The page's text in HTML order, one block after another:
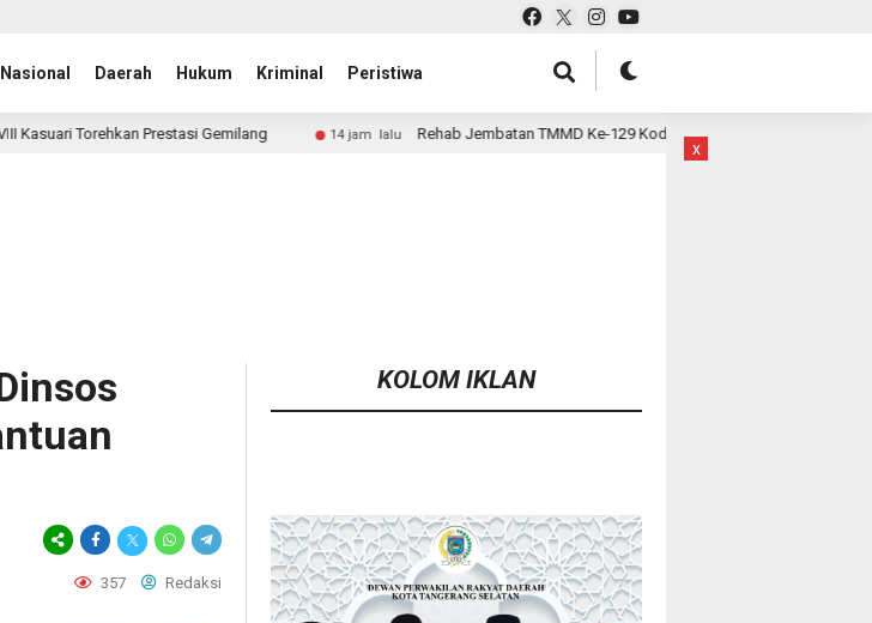
Nasional Daerah Hukum Kriminal Peristiwa
Gemilang 14 jam lalu Rehab Jembatan TMMD Ke-129 Kodim 1807/Sorsel Hampir Rampung, Perkuat Akses dan
357 Redaksi
KOLOM IKLAN
x